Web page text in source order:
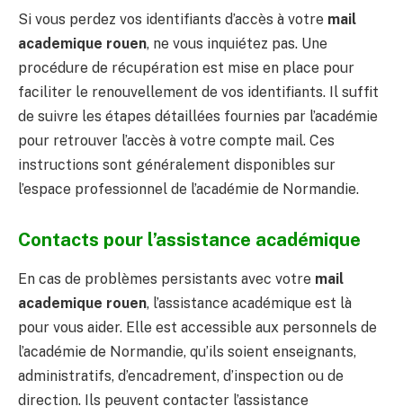
Si vous perdez vos identifiants d’accès à votre mail
academique rouen, ne vous inquiétez pas. Une
procédure de récupération est mise en place pour
faciliter le renouvellement de vos identifiants. Il suffit
de suivre les étapes détaillées fournies par l’académie
pour retrouver l’accès à votre compte mail. Ces
instructions sont généralement disponibles sur
l’espace professionnel de l’académie de Normandie.
Contacts pour l’assistance académique
En cas de problèmes persistants avec votre mail
academique rouen, l’assistance académique est là
pour vous aider. Elle est accessible aux personnels de
l’académie de Normandie, qu’ils soient enseignants,
administratifs, d’encadrement, d’inspection ou de
direction. Ils peuvent contacter l’assistance